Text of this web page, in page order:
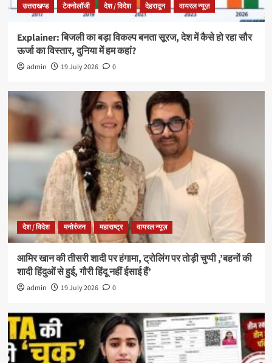
उत्तराखण्ड टेक्नोलॉजी देश / विदेश देहरादून वायरल न्यूज़
Explainer: बिजली का बड़ा विकल्प बनता सूरज, देश में कैसे हो रहा सौर
ऊर्जा का विस्तार, दुनिया में हम कहां?
admin 19 July 2026 0
देश / विदेश मनोरंजन महाराष्ट्र वायरल न्यूज़
आमिर खान की तीसरी शादी पर हंगामा, ट्रोलिंग पर तोड़ी चुप्पी ,’बहनों की
शादी हिंदुओं से हुई, गौरी हिंदू नहीं ईसाई हैं’
admin 19 July 2026 0